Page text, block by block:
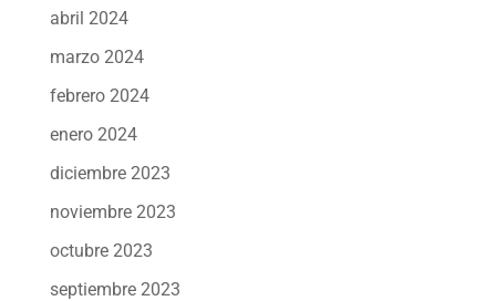
abril 2024
marzo 2024
febrero 2024
enero 2024
diciembre 2023
noviembre 2023
octubre 2023
septiembre 2023